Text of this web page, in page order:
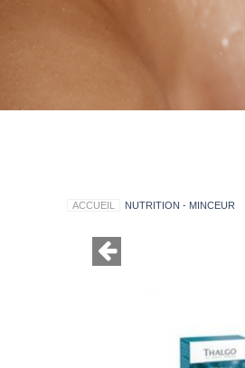
ACCUEIL NUTRITION - MINCEUR